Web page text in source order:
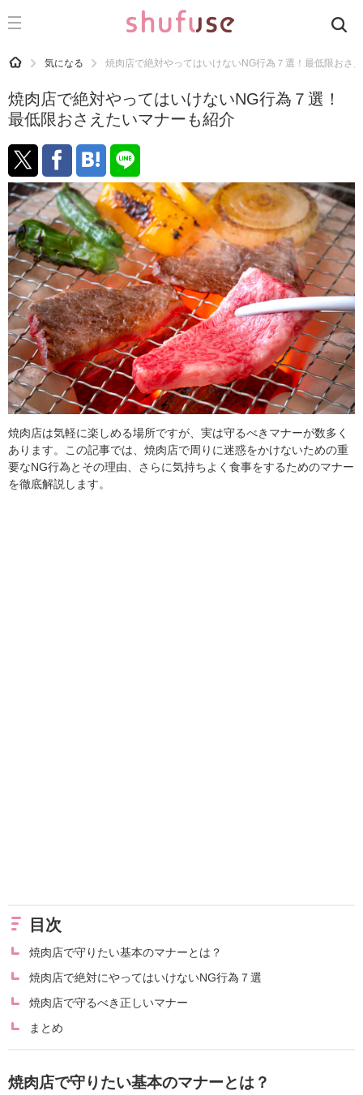
CATEGORY 記事カテゴリ
運気
洗濯
生活の知恵
お金
掃除
マナー
趣味
食材辞典
おすすめ
HOME 気になる 焼肉店で絶対やってはいけないNG行為７選！最低限おさ
焼肉店で絶対やってはいけないNG行為７選！
最低限おさえたいマナーも紹介
焼肉店は気軽に楽しめる場所ですが、実は守るべきマナーが数多く
あります。この記事では、焼肉店で周りに迷惑をかけないための重
要なNG行為とその理由、さらに気持ちよく食事をするためのマナー
を徹底解説します。
目次
焼肉店で守りたい基本のマナーとは？
焼肉店で絶対にやってはいけないNG行為７選
焼肉店で守るべき正しいマナー
まとめ
焼肉店で守りたい基本のマナーとは？